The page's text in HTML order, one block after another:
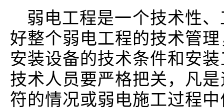
弱电工程是一个技术性
好整个弱电工程的技术管
安装设备的技术条件和安
技术人员要严格把关，凡
符的情况或弱电施工过程